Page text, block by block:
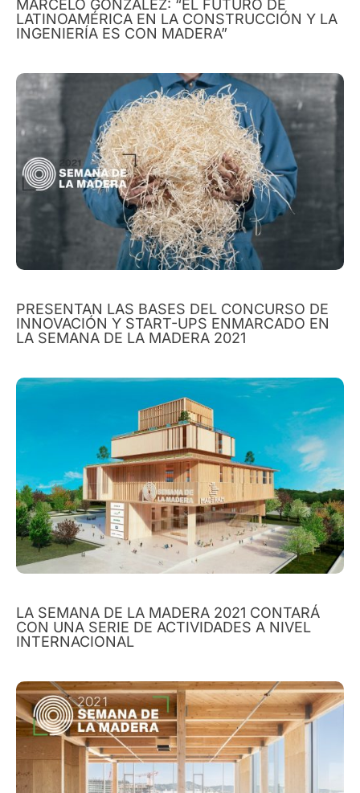
MARCELO GONZÁLEZ: “EL FUTURO DE
LATINOAMÉRICA EN LA CONSTRUCCIÓN Y LA
INGENIERÍA ES CON MADERA”
PRESENTAN LAS BASES DEL CONCURSO DE
INNOVACIÓN Y START-UPS ENMARCADO EN
LA SEMANA DE LA MADERA 2021
LA SEMANA DE LA MADERA 2021 CONTARÁ
CON UNA SERIE DE ACTIVIDADES A NIVEL
INTERNACIONAL